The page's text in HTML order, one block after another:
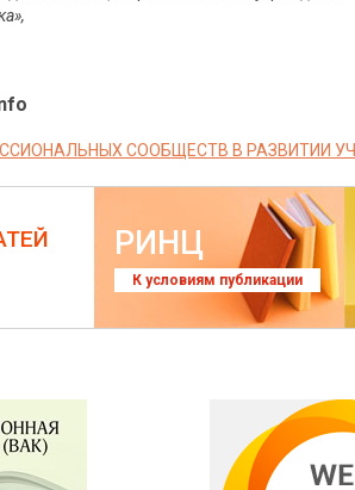
СООБЩЕСТВ В РАЗВИТИИ
РИНЦ
К условиям публикации